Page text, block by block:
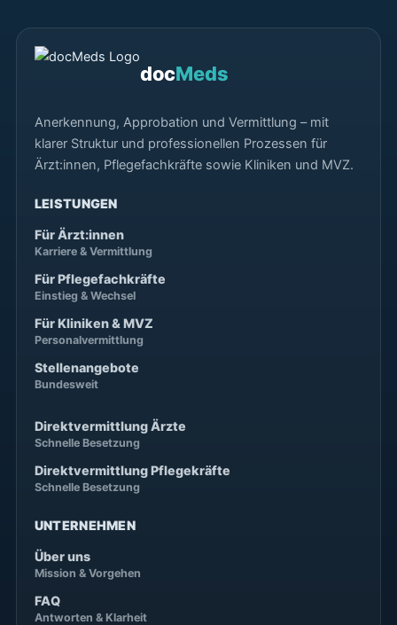
docMeds
Anerkennung, Approbation und Vermittlung – mit
klarer Struktur und professionellen Prozessen für
Ärzt:innen, Pflegefachkräfte sowie Kliniken und MVZ.
LEISTUNGEN
Für Ärzt:innen
Karriere & Vermittlung
Für Pflegefachkräfte
Einstieg & Wechsel
Für Kliniken & MVZ
Personalvermittlung
Stellenangebote
Bundesweit
Direktvermittlung Ärzte
Schnelle Besetzung
Direktvermittlung Pflegekräfte
Schnelle Besetzung
UNTERNEHMEN
Über uns
Mission & Vorgehen
FAQ
Antworten & Klarheit